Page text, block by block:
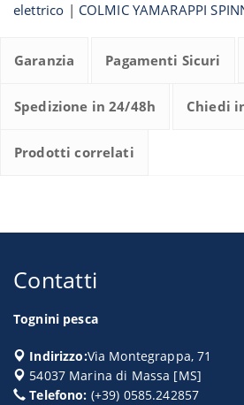
elettrico | COLMIC YAMARAPPI
Garanzia Pagamenti Sicuri
Spedizione in 24/48h Chiedi
Prodotti correlati
Contatti
Tognini pesca
Indirizzo:Via Montegrappa, 71
54037 Marina di Massa [MS]
Telefono: (+39) 0585.242857